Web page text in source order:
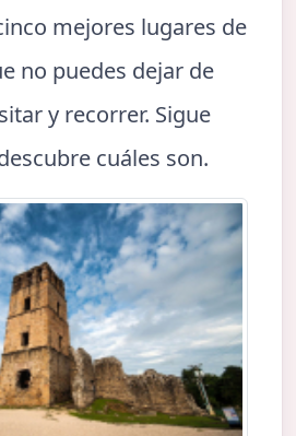
mejores lugares de
no puedes dejar de
y recorrer. Sigue
cuáles son.